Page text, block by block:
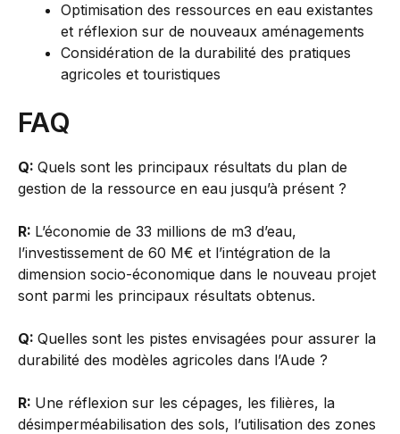
Optimisation des ressources en eau existantes
et réflexion sur de nouveaux aménagements
Considération de la durabilité des pratiques
agricoles et touristiques
FAQ
Q: Quels sont les principaux résultats du plan de
gestion de la ressource en eau jusqu’à présent ?
R: L’économie de 33 millions de m3 d’eau,
l’investissement de 60 M€ et l’intégration de la
dimension socio-économique dans le nouveau projet
sont parmi les principaux résultats obtenus.
Q: Quelles sont les pistes envisagées pour assurer la
durabilité des modèles agricoles dans l’Aude ?
R: Une réflexion sur les cépages, les filières, la
désimperméabilisation des sols, l’utilisation des zones